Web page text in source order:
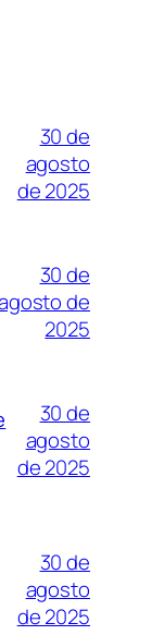
30 de
agosto
de 2025
30 de
de
2025
30 de
agosto
de 2025
30 de
agosto
de 2025